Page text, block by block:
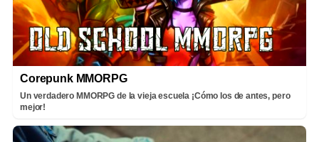
Corepunk MMORPG
Un verdadero MMORPG de la vieja escuela ¡Cómo los de antes, pero
mejor!